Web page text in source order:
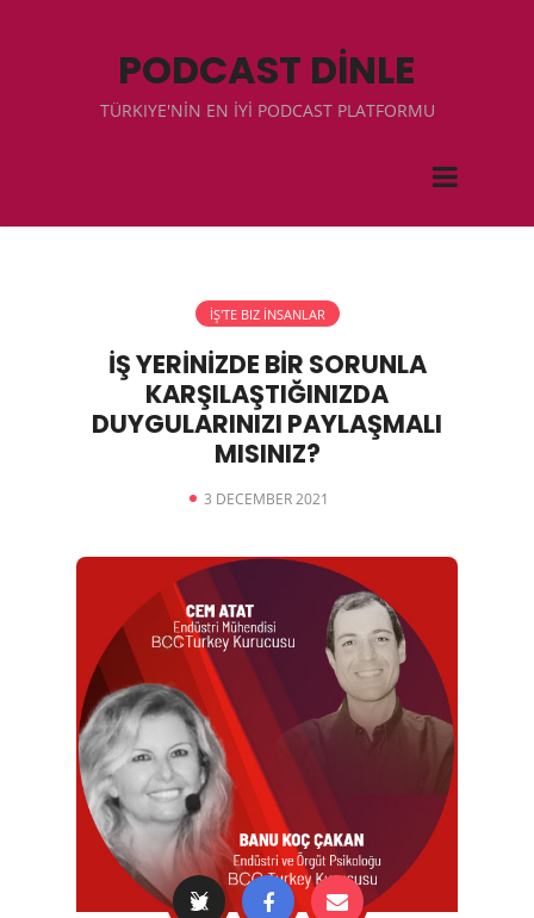
PODCAST DİNLE
TÜRKIYE'NİN EN İYİ PODCAST PLATFORMU
İŞ'TE BIZ İNSANLAR
İŞ YERİNİZDE BİR SORUNLA
KARŞILAŞTIĞINIZDA
DUYGULARINIZI PAYLAŞMALI
MISINIZ?
3 DECEMBER 2021